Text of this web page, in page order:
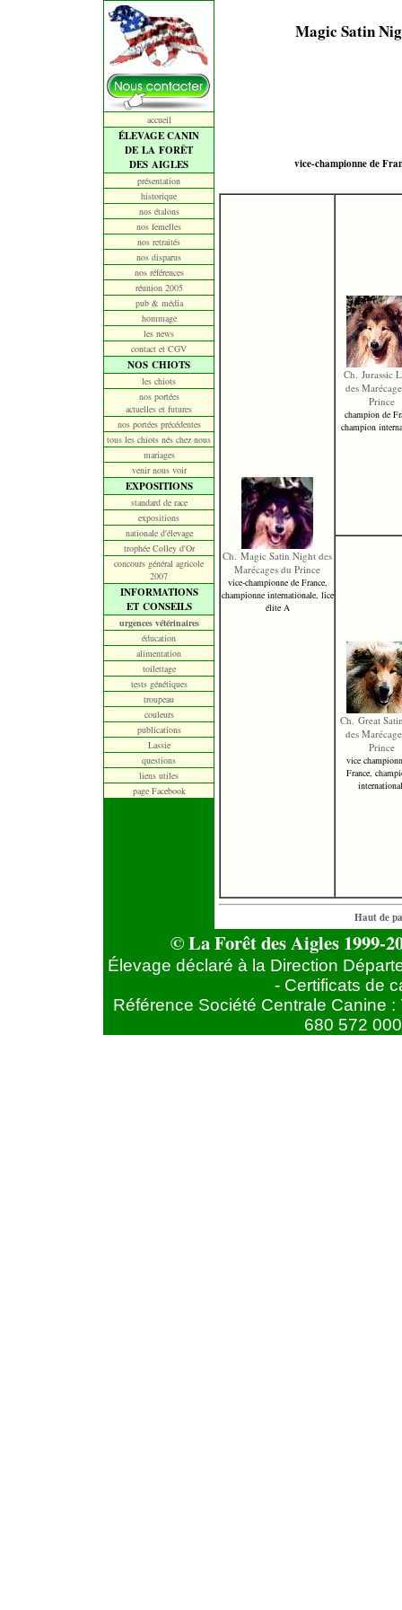
accueil
ÉLEVAGE CANIN
DE LA FORÊT
DES AIGLES
présentation
historique
nos étalons
nos femelles
nos retraités
nos disparus
nos références
réunion 2005
pub & média
hommage
les news
contact et CGV
NOS CHIOTS
les chiots
nos portées
actuelles et futures
nos portées précédentes
tous les chiots nés chez nous
mariages
venir nous voir
EXPOSITIONS
standard de race
expositions
nationale d'élevage
trophée Colley d'Or
concours général agricole
2007
INFORMATIONS
ET CONSEILS
urgences vétérinaires
éducation
alimentation
toilettage
tests génétiques
troupeau
couleurs
publications
Lassie
questions
liens utiles
page Facebook
Magic Satin
vice-championne de
Ch. Magic Satin Night des
Marécages du Prince
vice-championne de France,
championne internationale, lice
élite A
Ch. Jurassic
des
Prince
champion de
champion
Ch. Great
des
Prince
vice
France,
Haut de
© La Forêt des Aigles 1999-
Élevage déclaré à la Direction
- Certificats de
Référence Société Centrale Canine
680 572